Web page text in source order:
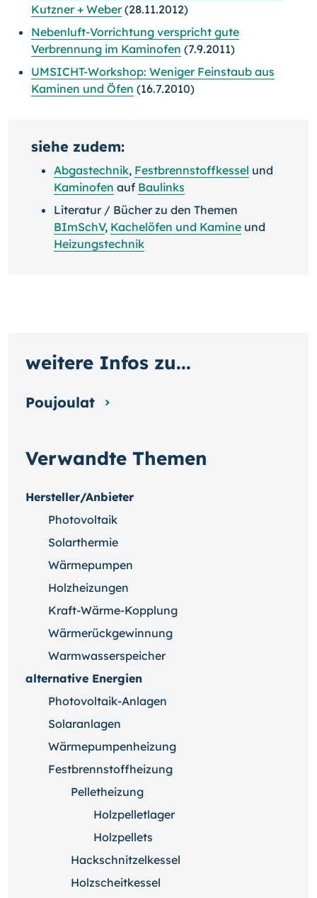
Kutzner + Weber(28.11.2012)
Nebenluft-Vorrichtung verspricht gute
Verbrennung im Kaminofen (7.9.2011)
UMSICHT-Workshop: Weniger Feinstaub aus
Kaminen und Öfen (16.7.2010)
siehe zudem:
Abgastechnik, Festbrennstoffkessel und
Kaminofen auf Baulinks
Literatur / Bücher zu den Themen
BImSchV, Kachelöfen und Kamine und
Heizungstechnik
Verwandte Themen
Hersteller/Anbieter
Photovoltaik
Solarthermie
Wärmepumpen
Holzheizungen
Kraft-Wärme-Kopplung
Wärmerückgewinnung
Warmwasserspeicher
alternative Energien
Photovoltaik-Anlagen
Solaranlagen
Wärmepumpenheizung
Festbrennstoffheizung
Pelletheizung
Holzpelletlager
Holzpellets
Hackschnitzelkessel
Holzscheitkessel
weitere Infos zu...
Poujoulat